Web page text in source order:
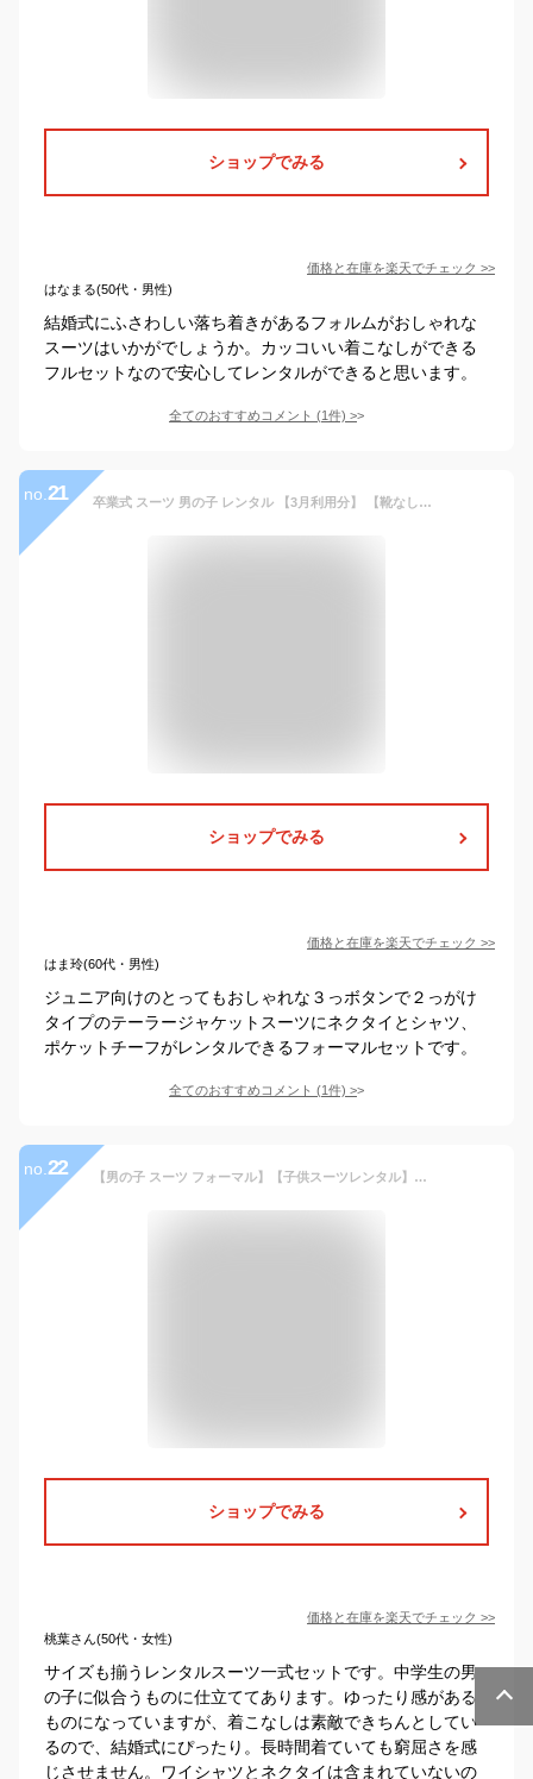
ショップでみる
価格と在庫を楽天でチェック >>
はなまる(50代・男性)
結婚式にふさわしい落ち着きがあるフォルムがおしゃれな
スーツはいかがでしょうか。カッコいい着こなしができる
フルセットなので安心してレンタルができると思います。
全てのおすすめコメント (1件) >
no. 21 卒業式 スーツ 男の子 レンタル 【3月利用分】 【靴なし】 男の子 スーツ フォーマル 子供スーツ 男児ジュニアJrスーツセット roby004【140 150 160 170 キッズ こども 結婚式 小学校 小学生 卒服 卒団 制服】 【WB01】 【レンタル】
ショップでみる
価格と在庫を楽天でチェック >>
はま玲(60代・男性)
ジュニア向けのとってもおしゃれな３っボタンで２っがけ
タイプのテーラージャケットスーツにネクタイとシャツ、
ポケットチーフがレンタルできるフォーマルセットです。
全てのおすすめコメント (1件) >
no. 22 【男の子 スーツ フォーマル】【子供スーツレンタル】【安心の4泊5日】【3日前お届け】【フォーマルシューズ・ベルト】【サイズ展開 140 150 160 170／b-162】WF by WANDER FACTORY ベスト付きハイクオリティスーツ 男の子 男児 男子 結婚式 発表会 コンクール 卒服
ショップでみる
価格と在庫を楽天でチェック >>
桃葉さん(50代・女性)
サイズも揃うレンタルスーツ一式セットです。中学生の男
の子に似合うものに仕立ててあります。ゆったり感がある
ものになっていますが、着こなしは素敵できちんとしてい
るので、結婚式にぴったり。長時間着ていても窮屈さを感
じさせません。ワイシャツとネクタイは含まれていないの